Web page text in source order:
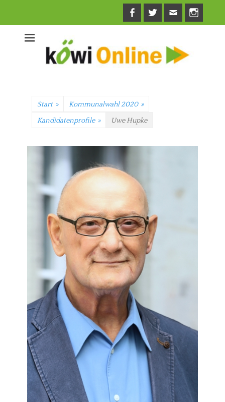
Facebook
Twitter
Mail
Start » Kommunalwahl 2020 »
Kandidatenprofile » Uwe Hupke